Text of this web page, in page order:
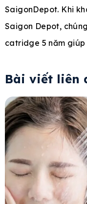
SaigonDepot. Khi
Saigon Depot,
catridge 5 năm
Bài viết liên